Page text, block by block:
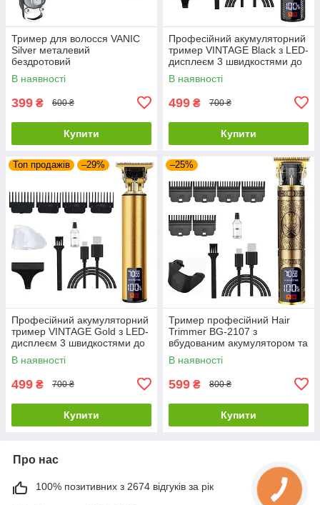
Тример для волосся VANIC
Silver металевий
бездротовий
В наявності
399 ₴ 600 ₴
Купити
Професійний акумуляторний
тример VINTAGE Black з LED-
дисплеєм 3 швидкостями до
7000 об/хв та 4 насадками в
комплекті
В наявності
499 ₴ 700 ₴
Купити
Топ продажів –29%
Професійний акумуляторний
тример VINTAGE Gold з LED-
дисплеєм 3 швидкостями до
7000 об/хв та 4 насадками в
комплекті
В наявності
499 ₴ 700 ₴
Купити
–25%
Тример професійний Hair
Trimmer BG-2107 з
вбудованим акумулятором та
LCD дисплеєм
В наявності
599 ₴ 800 ₴
Купити
Про нас
100% позитивних з 2674 відгуків за рік